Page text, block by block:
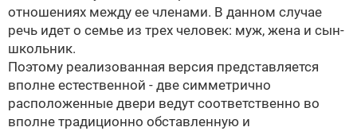
отношениях между ее членами. В данном случае
речь идет о семье из трех человек: муж, жена и сын-
школьник.
Поэтому реализованная версия представляется
вполне естественной - две симметрично
расположенные двери ведут соответственно во
вполне традиционно обставленную и